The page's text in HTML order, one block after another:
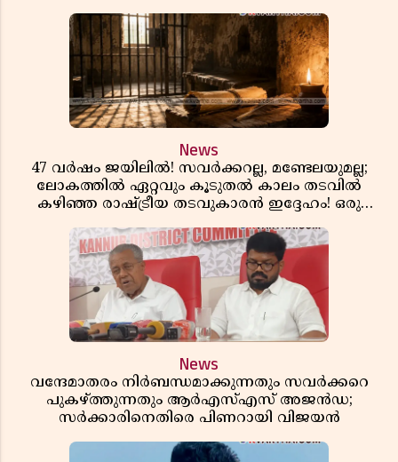
News
47 വർഷം ജയിലിൽ! സവർക്കറല്ല, മണ്ടേലയുമല്ല;
ലോകത്തിൽ ഏറ്റവും കൂടുതൽ കാലം തടവിൽ
കഴിഞ്ഞ രാഷ്ട്രീയ തടവുകാരൻ ഇദ്ദേഹം! ഒരു
News
വന്ദേമാതരം നിർബന്ധമാക്കുന്നതും സവർക്കറെ
പുകഴ്ത്തുന്നതും ആർഎസ്എസ് അജൻഡ;
സർക്കാരിനെതിരെ പിണറായി വിജയൻ